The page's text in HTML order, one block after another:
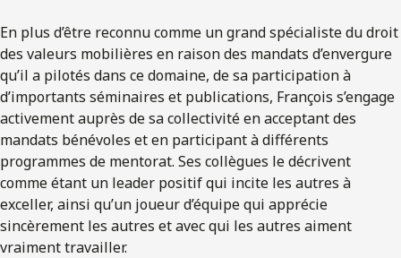
En plus d’être reconnu comme un grand spécialiste du droit
des valeurs mobilières en raison des mandats d’envergure
qu’il a pilotés dans ce domaine, de sa participation à
d’importants séminaires et publications, François s’engage
activement auprès de sa collectivité en acceptant des
mandats bénévoles et en participant à différents
programmes de mentorat. Ses collègues le décrivent
comme étant un leader positif qui incite les autres à
exceller, ainsi qu’un joueur d’équipe qui apprécie
sincèrement les autres et avec qui les autres aiment
vraiment travailler.